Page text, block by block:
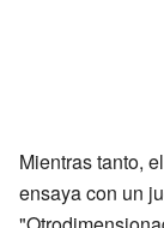
Mientras tanto,
ensaya con un